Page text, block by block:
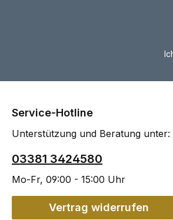
Service-Hotline
Unterstützung und Beratung unter:
03381 3424580
Mo-Fr, 09:00 - 15:00 Uhr
Vertrag widerrufen